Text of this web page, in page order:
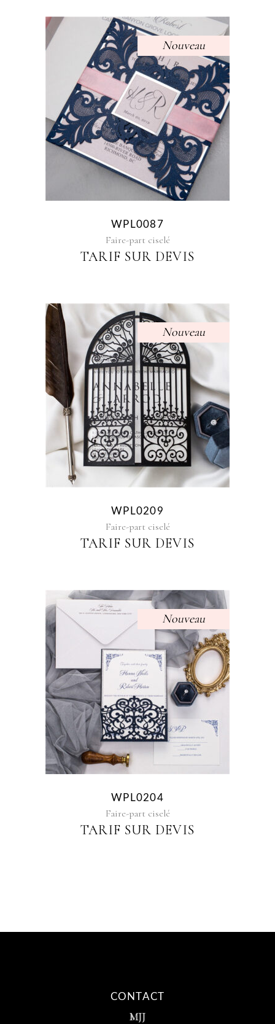
Nouveau
Sélectionner des options
WPL0087
Faire-part ciselé
TARIF SUR DEVIS
Nouveau
Sélectionner des options
WPL0209
Faire-part ciselé
TARIF SUR DEVIS
Nouveau
Sélectionner des options
WPL0204
Faire-part ciselé
TARIF SUR DEVIS
CONTACT
MJJ